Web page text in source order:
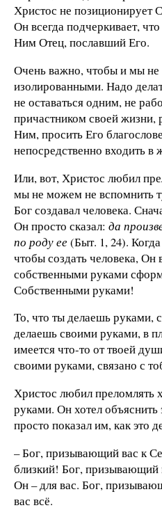
Христос не позиционирует
Он всегда подчеркивает,
Ним Отец, пославший Его.
Очень важно, чтобы и мы не
изолированными. Надо
не оставаться одним, не
причастником своей жизни,
Ним, просить Его
непосредственно входить в
Или, вот, Христос любил
мы не можем не вспомнить
Бог создавал человека.
Он просто сказал: да
по роду ее(Быт. 1, 24).
чтобы создать человека, Он
собственными руками
Собственными руками!
То, что ты делаешь руками,
делаешь своими руками, в
имеется что-то от твоей
своими руками, связано с
Христос любил преломлять
руками. Он хотел
просто показал им, как это
– Бог, призывающий вас к
близкий! Бог, призывающий
Он – для вас. Бог,
вас всё.